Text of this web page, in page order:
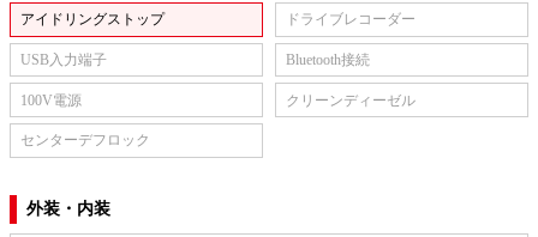
アイドリングストップ ドライブレコーダー
USB入力端子 Bluetooth接続
100V電源 クリーンディーゼル
センターデフロック
外装・内装